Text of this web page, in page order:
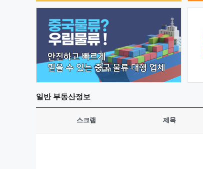
일반부동산정보
스크랩 제목